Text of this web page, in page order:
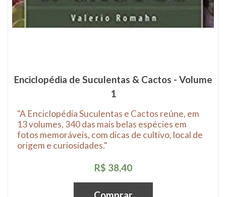
Enciclopédia de Suculentas & Cactos - Volume
1
"A Enciclopédia Suculentas e Cactos reúne, em
13 volumes, 340 das mais belas espécies em
fotos memoráveis, com dicas de cultivo, local de
origem e curiosidades."
R$ 38,40
Comprar